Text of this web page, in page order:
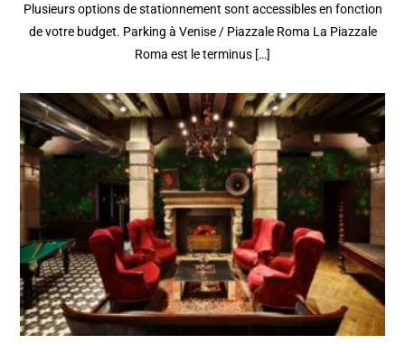
Plusieurs options de stationnement sont accessibles en fonction
de votre budget. Parking à Venise / Piazzale Roma La Piazzale
Roma est le terminus […]